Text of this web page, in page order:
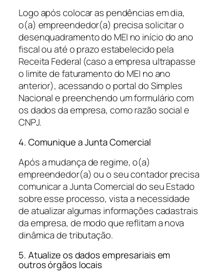
Logo após colocar as pendências em dia,
o(a) empreendedor(a) precisa solicitar o
desenquadramento do MEI no início do ano
fiscal ou até o prazo estabelecido pela
Receita Federal (caso a empresa ultrapasse
o limite de faturamento do MEI no ano
anterior), acessando o portal do Simples
Nacional e preenchendo um formulário com
os dados da empresa, como razão social e
CNPJ.
4. Comunique a Junta Comercial
Após a mudança de regime, o(a)
empreendedor(a) ou o seu contador precisa
comunicar a Junta Comercial do seu Estado
sobre esse processo, vista a necessidade
de atualizar algumas informações cadastrais
da empresa, de modo que reflitam a nova
dinâmica de tributação.
5. Atualize os dados empresariais em
outros órgãos locais